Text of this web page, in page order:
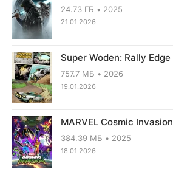
24.73 ГБ 2025
21.01.2026
Super Woden: Rally Edge
757.7 МБ 2026
19.01.2026
MARVEL Cosmic Invasion
384.39 МБ 2025
18.01.2026